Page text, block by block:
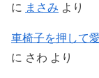
に まさみ より
車椅子を押して
に さわ より